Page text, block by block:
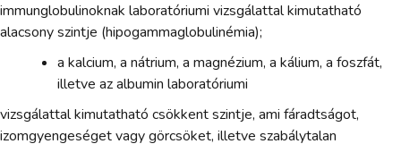
immunglobulinoknak laboratóriumi vizsgálattal kimutatható
alacsony szintje (hipogammaglobulinémia);
a kalcium, a nátrium, a magnézium, a kálium, a foszfát,
illetve az albumin laboratóriumi
vizsgálattal kimutatható csökkent szintje, ami fáradtságot,
izomgyengeséget vagy görcsöket, illetve szabálytalan